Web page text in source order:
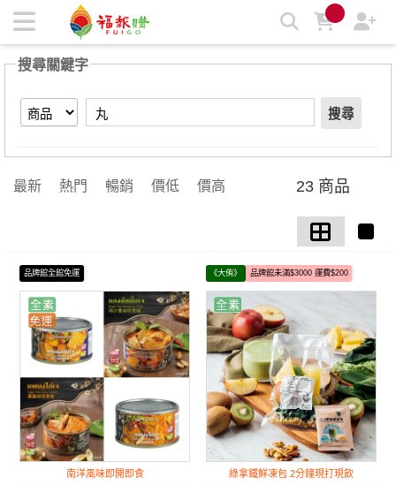
【丸】搜尋結果 | 福報購蔬食購物商城
搜尋關鍵字
搜尋
最新 熱門 暢銷 價低 價高 23 商品
品牌館全館免運
南洋風味即開即食
《大侑》 品牌館未滿$3000 運費$200
綠拿鐵鮮凍包 2分鐘現打現飲